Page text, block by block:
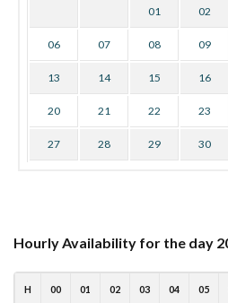
01 02
06 07 08 09
13 14 15 16
20 21 22 23
27 28 29 30
Hourly Availability for the day
H 00 01 02 03 04 05